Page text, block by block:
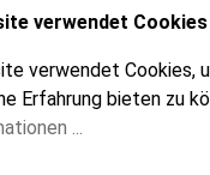
verwendet Cookies
verwendet Cookies,
Erfahrung bieten zu
...